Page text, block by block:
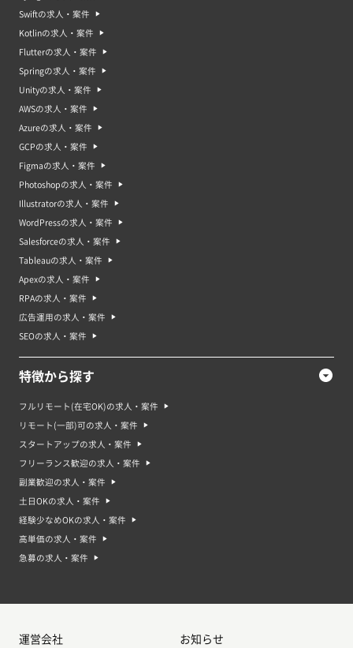
Swiftの求人・案件
Kotlinの求人・案件
Flutterの求人・案件
Springの求人・案件
Unityの求人・案件
AWSの求人・案件
Azureの求人・案件
GCPの求人・案件
Figmaの求人・案件
Photoshopの求人・案件
Illustratorの求人・案件
WordPressの求人・案件
Salesforceの求人・案件
Tableauの求人・案件
Apexの求人・案件
RPAの求人・案件
広告運用の求人・案件
SEOの求人・案件
特徴から探す
フルリモート(在宅OK)の求人・案件
リモート(一部)可の求人・案件
スタートアップの求人・案件
フリーランス歓迎の求人・案件
副業歓迎の求人・案件
土日OKの求人・案件
経験少なめOKの求人・案件
高単価の求人・案件
急募の求人・案件
運営会社 お知らせ